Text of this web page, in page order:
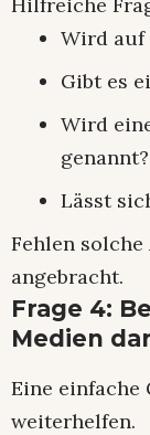
Wird auf
Gibt es
Wird
genannt?
Lässt
Fehlen
angebracht.
Frage 4:
Medien
Eine einfache
weiterhelfen.